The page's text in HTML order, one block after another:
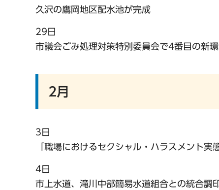
久沢の鷹岡地区配水池が完成
29日
市議会ごみ処理対策特別委員会で4番目の新
2月
3日
「職場におけるセクシャル・ハラスメント実
4日
市上水道、滝川中部簡易水道組合との統合調